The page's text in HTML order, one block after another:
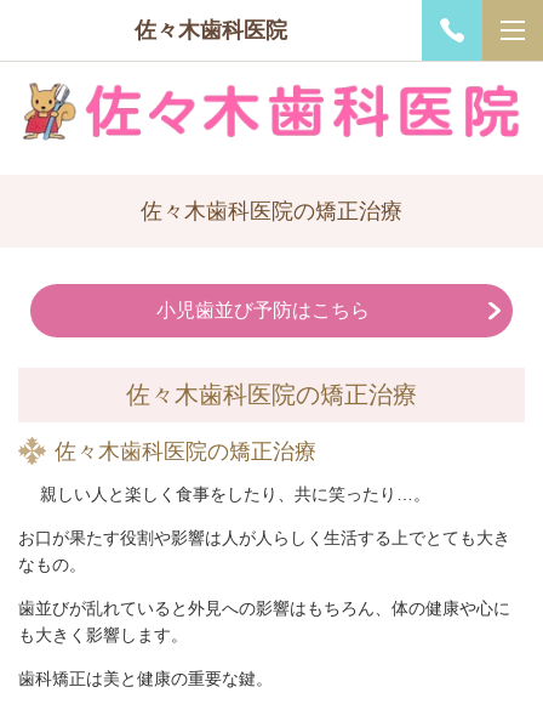
佐々木歯科医院
佐々木歯科医院の矯正治療
小児歯並び予防はこちら
佐々木歯科医院の矯正治療
佐々木歯科医院の矯正治療
親しい人と楽しく食事をしたり、共に笑ったり…。
お口が果たす役割や影響は人が人らしく生活する上でとても大き
なもの。
歯並びが乱れていると外見への影響はもちろん、体の健康や心に
も大きく影響します。
歯科矯正は美と健康の重要な鍵。